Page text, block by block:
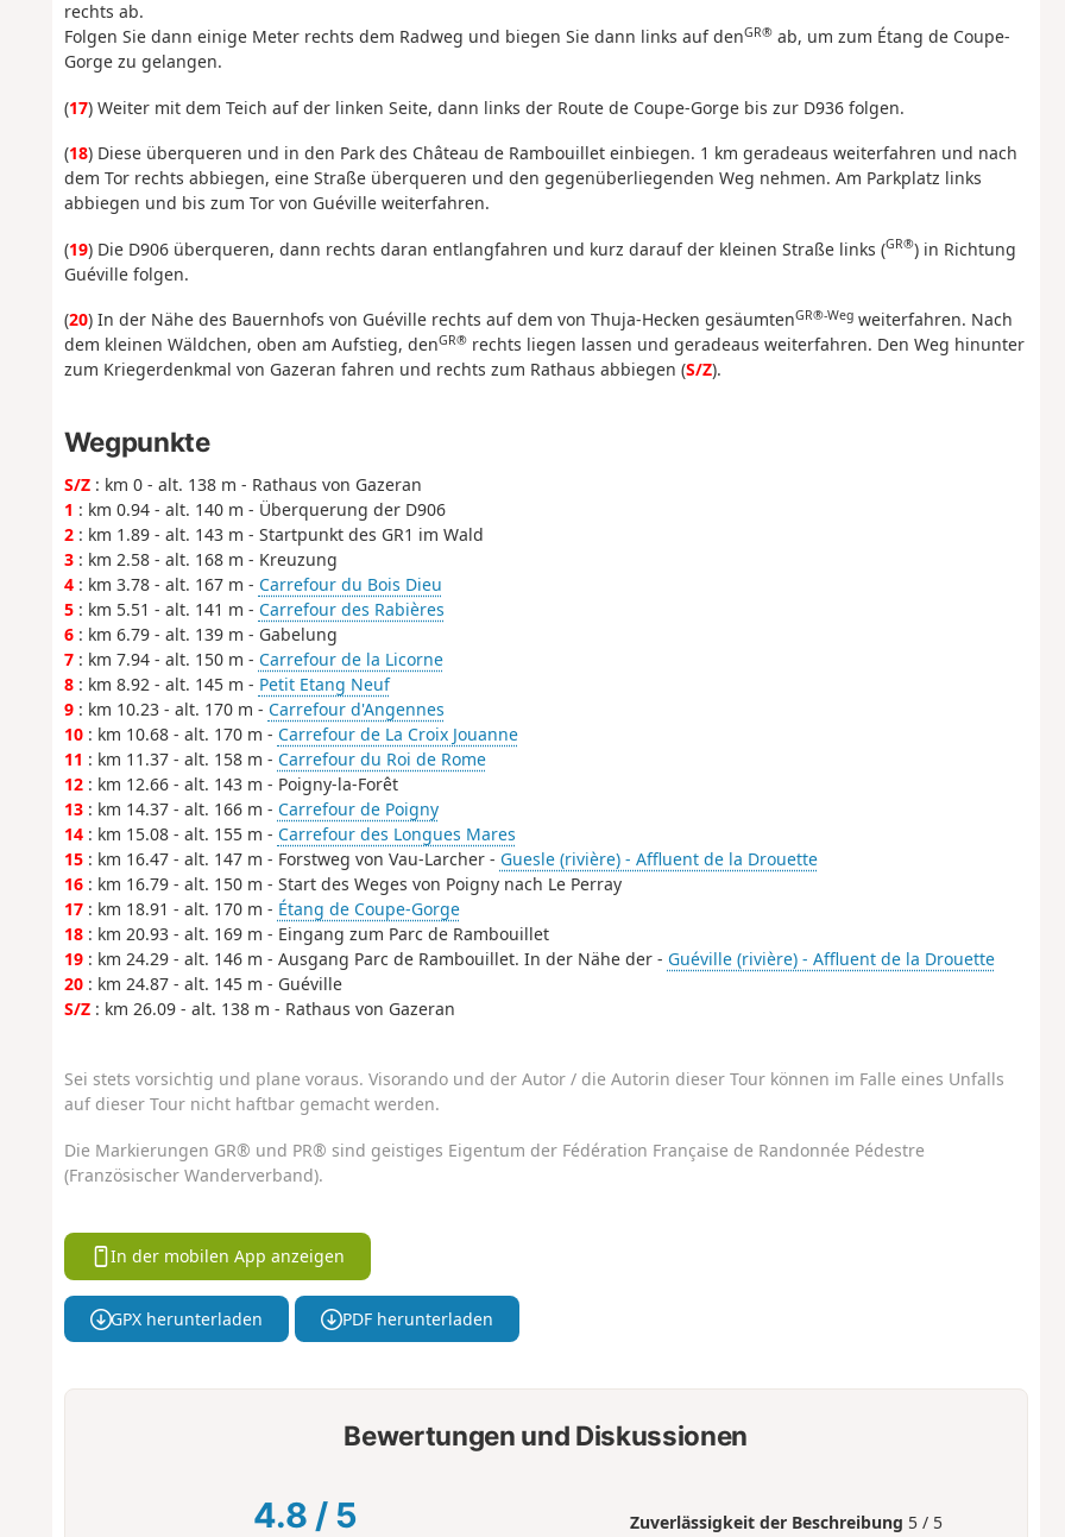
rechts ab.
Folgen Sie dann einige Meter rechts dem Radweg und biegen Sie dann links auf denGR®ab, um zum Étang de Coupe-
Gorge zu gelangen.
(17) Weiter mit dem Teich auf der linken Seite, dann links der Route de Coupe-Gorge bis zur D936 folgen.
(18) Diese überqueren und in den Park des Château de Rambouillet einbiegen. 1 km geradeaus weiterfahren und nach
dem Tor rechts abbiegen, eine Straße überqueren und den gegenüberliegenden Weg nehmen. Am Parkplatz links
abbiegen und bis zum Tor von Guéville weiterfahren.
(19) Die D906 überqueren, dann rechts daran entlangfahren und kurz darauf der kleinen Straße links (GR®) in Richtung
Guéville folgen.
(20) In der Nähe des Bauernhofs von Guéville rechts auf dem von Thuja-Hecken gesäumtenGR®-Wegweiterfahren. Nach
dem kleinen Wäldchen, oben am Aufstieg, denGR®rechts liegen lassen und geradeaus weiterfahren. Den Weg hinunter
zum Kriegerdenkmal von Gazeran fahren und rechts zum Rathaus abbiegen (S/Z).
Wegpunkte
S/Z: km 0 - alt. 138 m - Rathaus von Gazeran
1 : km 0.94 - alt. 140 m - Überquerung der D906
2: km 1.89 - alt. 143 m - Startpunkt des GR1 im Wald
3: km 2.58 - alt. 168 m - Kreuzung
4: km 3.78 - alt. 167 m - Carrefour du Bois Dieu
5: km 5.51 - alt. 141 m - Carrefour des Rabières
6: km 6.79 - alt. 139 m - Gabelung
7: km 7.94 - alt. 150 m - Carrefour de la Licorne
8: km 8.92 - alt. 145 m - Petit Etang Neuf
9: km 10.23 - alt. 170 m - Carrefour d'Angennes
10: km 10.68 - alt. 170 m - Carrefour de La Croix Jouanne
11 : km 11.37 - alt. 158 m - Carrefour du Roi de Rome
12: km 12.66 - alt. 143 m - Poigny-la-Forêt
13: km 14.37 - alt. 166 m - Carrefour de Poigny
14: km 15.08 - alt. 155 m - Carrefour des Longues Mares
15: km 16.47 - alt. 147 m - Forstweg von Vau-Larcher - Guesle (rivière) - Affluent de la Drouette
16: km 16.79 - alt. 150 m - Start des Weges von Poigny nach Le Perray
17: km 18.91 - alt. 170 m - Étang de Coupe-Gorge
18: km 20.93 - alt. 169 m - Eingang zum Parc de Rambouillet
19: km 24.29 - alt. 146 m - Ausgang Parc de Rambouillet. In der Nähe der - Guéville (rivière) - Affluent de la Drouette
20: km 24.87 - alt. 145 m - Guéville
S/Z: km 26.09 - alt. 138 m - Rathaus von Gazeran
Sei stets vorsichtig und plane voraus. Visorando und der Autor / die Autorin dieser Tour können im Falle eines Unfalls
auf dieser Tour nicht haftbar gemacht werden.
Die Markierungen GR® und PR® sind geistiges Eigentum der Fédération Française de Randonnée Pédestre
(Französischer Wanderverband).
In der mobilen App anzeigen
GPX herunterladen PDF herunterladen
Bewertungen und Diskussionen
4.8 / 5 Zuverlässigkeit der Beschreibung 5 / 5